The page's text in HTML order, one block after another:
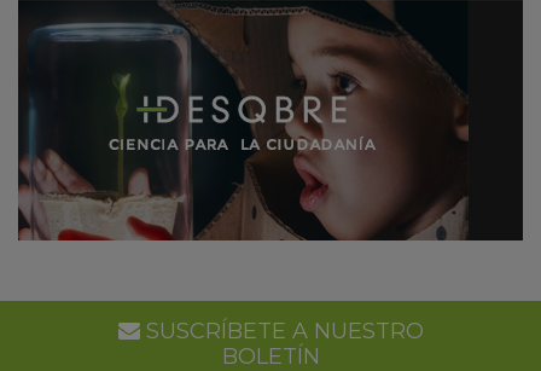
SUSCRÍBETE A NUESTRO
BOLETÍN